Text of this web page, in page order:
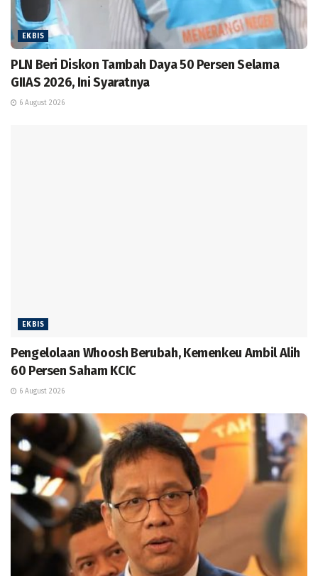
EKBIS
PLN Beri Diskon Tambah Daya 50 Persen Selama
GIIAS 2026, Ini Syaratnya
6 August 2026
EKBIS
Pengelolaan Whoosh Berubah, Kemenkeu Ambil Alih
60 Persen Saham KCIC
6 August 2026